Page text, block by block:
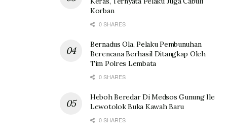
Korban
0 SHARES
Bernadus Ola, Pelaku Pembunuhan
Berencana Berhasil Ditangkap Oleh
Tim Polres Lembata
0 SHARES
Heboh Beredar Di Medsos Gunung Ile
Lewotolok Buka Kawah Baru
0 SHARES